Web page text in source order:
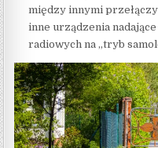
między innymi
inne urządzenia
radiowych na „tryb